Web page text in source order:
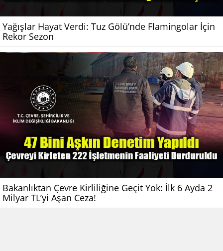
Yağışlar Hayat Verdi: Tuz Gölü’nde Flamingolar İçin
Rekor Sezon
Bakanlıktan Çevre Kirliliğine Geçit Yok: İlk 6 Ayda 2
Milyar TL’yi Aşan Ceza!